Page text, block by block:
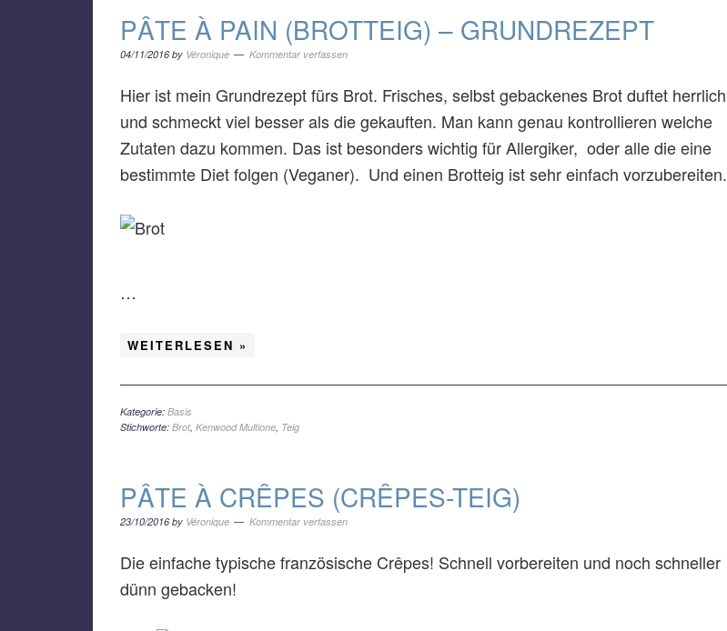
PÂTE À PAIN (BROTTEIG) – GRUNDREZEPT
04/11/2016 by Véronique Kommentar verfassen
Hier ist mein Grundrezept fürs Brot. Frisches, selbst gebackenes Brot duftet herrlich
und schmeckt viel besser als die gekauften. Man kann genau kontrollieren welche
Zutaten dazu kommen. Das ist besonders wichtig für Allergiker, oder alle die eine
bestimmte Diet folgen (Veganer). Und einen Brotteig ist sehr einfach vorzubereiten.
…
WEITERLESEN »
Kategorie: Basis
Stichworte: Brot, Kenwood Multione, Teig
PÂTE À CRÊPES (CRÊPES-TEIG)
23/10/2016 by Véronique Kommentar verfassen
Die einfache typische französische Crêpes! Schnell vorbereiten und noch schneller
dünn gebacken!